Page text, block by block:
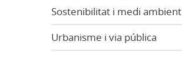
Sostenibilitat i medi ambient
Urbanisme i via pública